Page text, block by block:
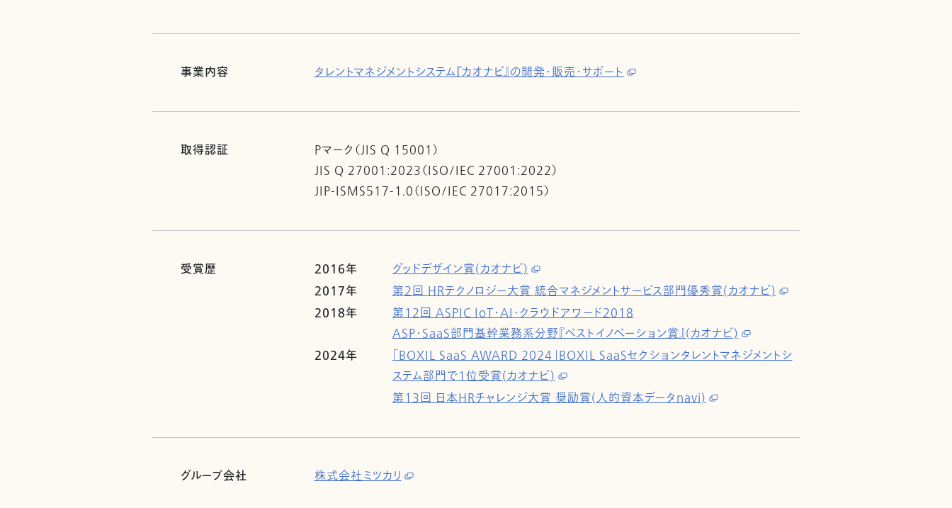
事業内容 タレントマネジメントシステム『カオナビ』の開発・販売・サポート
取得認証
Pマーク（JIS Q 15001）
JIS Q 27001:2023（ISO/IEC 27001:2022）
JIP-ISMS517-1.0（ISO/IEC 27017:2015）
受賞歴 2016年
グッドデザイン賞(カオナビ)
2017年
第2回 HRテクノロジー大賞 統合マネジメントサービス部門優秀賞(カオナビ)
2018年
第12回 ASPIC IoT・AI・クラウドアワード2018
ASP・SaaS部門基幹業務系分野『ベストイノベーション賞』(カオナビ)
2024年
「BOXIL SaaS AWARD 2024」BOXIL SaaSセクションタレントマネジメントシ
ステム部門で1位受賞(カオナビ)
第13回 日本HRチャレンジ大賞 奨励賞(人的資本データnavi)
グループ会社 株式会社ミツカリ